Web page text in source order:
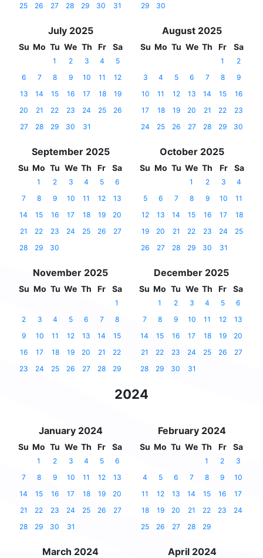
25
26 27 28 29 30 31
29
30
July 2025
Su Mo Tu We Th Fr Sa
1 2 3 4
5
6
7 8 9 10 11
12
13
14 15 16 17 18
19
20
21 22 23 24 25
26
27
28 29 30 31
August 2025
Su Mo Tu We Th Fr Sa
1
2
3
4 5 6 7 8
9
10
11 12 13 14 15
16
17
18 19 20 21 22
23
24
25 26 27 28 29 30
September 2025
Su Mo Tu We Th Fr Sa
1 2 3 4 5
6
7
8 9 10 11 12
13
14
15 16 17 18 19
20
21
22 23 24 25 26
27
28
29 30
October 2025
Su Mo Tu We Th Fr Sa
1 2 3
4
5
6 7 8 9 10
11
12
13 14 15 16 17
18
19
20 21 22 23 24
25
26
27 28 29 30 31
November 2025
Su Mo Tu We Th Fr Sa
1
2
3 4 5 6 7
8
9
10 11 12 13 14
15
16
17 18 19 20 21
22
23
24 25 26 27 28 29
December 2025
Su Mo Tu We Th Fr Sa
1 2 3 4 5
6
7
8 9 10 11 12
13
14
15 16 17 18 19
20
21
22 23 24 25 26
27
28
29 30 31
2024
January 2024
Su Mo Tu We Th Fr Sa
1 2 3 4 5
6
7
8 9 10 11 12
13
14
15 16 17 18 19
20
21
22 23 24 25 26
27
28
29 30 31
February 2024
Su Mo Tu We Th Fr Sa
1 2
3
4
5 6 7 8 9
10
11
12 13 14 15 16
17
18
19 20 21 22 23
24
25
26 27 28 29
March 2024 April 2024